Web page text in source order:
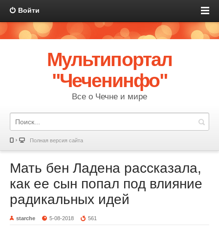
Войти
Мультипортал
"Чеченинфо"
Все о Чечне и мире
Полная версия сайта
Мать бен Ладена рассказала,
как ее сын попал под влияние
радикальных идей
starche 5-08-2018 561